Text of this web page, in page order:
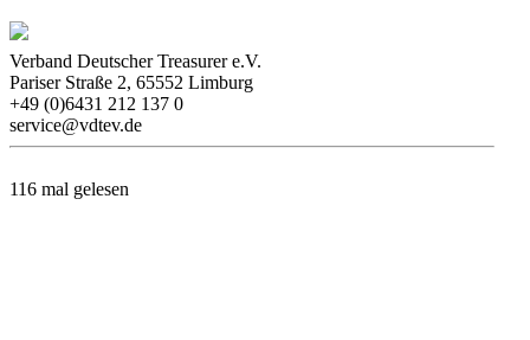
Verband Deutscher Treasurer e.V.
Pariser Straße 2, 65552 Limburg
+49 (0)6431 212 137 0
service@vdtev.de
116 mal gelesen